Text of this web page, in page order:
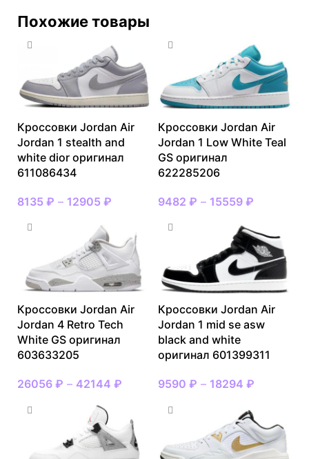
Похожие товары
Кроссовки Jordan Air
Jordan 1 stealth and
white dior оригинал
611086434
8135 ₽ – 12905 ₽
Кроссовки Jordan Air
Jordan 1 Low White Teal
GS оригинал
622285206
9482 ₽ – 15559 ₽
Кроссовки Jordan Air
Jordan 4 Retro Tech
White GS оригинал
603633205
26056 ₽ – 42144 ₽
Кроссовки Jordan Air
Jordan 1 mid se asw
black and white
оригинал 601399311
9590 ₽ – 18294 ₽